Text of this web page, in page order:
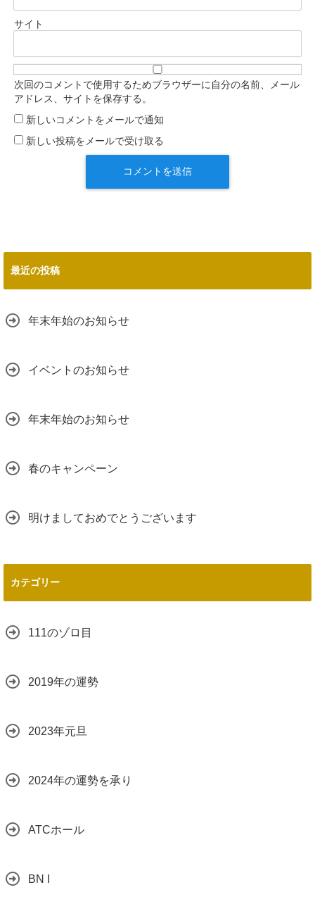
サイト
次回のコメントで使用するためブラウザーに自分の名前、メール
アドレス、サイトを保存する。
新しいコメントをメールで通知
新しい投稿をメールで受け取る
最近の投稿
年末年始のお知らせ
イベントのお知らせ
年末年始のお知らせ
春のキャンペーン
明けましておめでとうございます
カテゴリー
111のゾロ目
2019年の運勢
2023年元旦
2024年の運勢を承り
ATCホール
BN I